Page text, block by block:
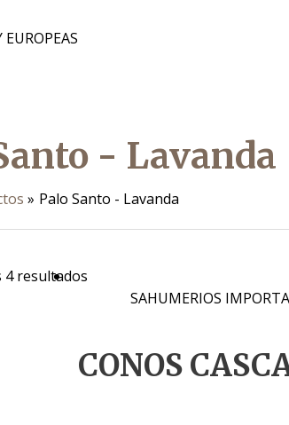
EUROPEAS
- Lavanda
Palo Santo - Lavanda
resultados
SAHUMERIOS
CONOS